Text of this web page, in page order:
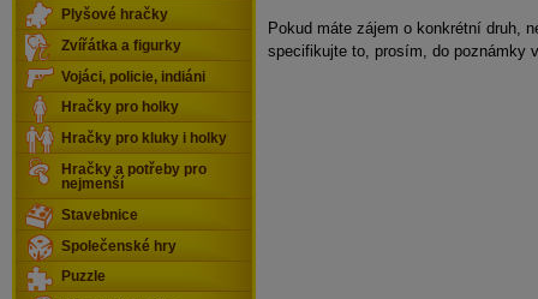
Pokud máte zájem o konkrétní druh,
specifikujte to, prosím, do poznámky
Plyšové hračky
Zvířátka a figurky
Vojáci, policie, indiáni
Hračky pro holky
Hračky pro kluky i holky
Hračky a potřeby pro
nejmenší
Stavebnice
Společenské hry
Puzzle